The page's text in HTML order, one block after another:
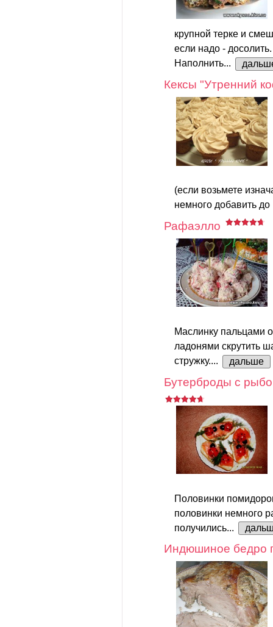
крупной терке и
если надо - досолить.
Наполнить...
Кексы "Утренний
(если возьмете
немного добавить
Рафаэлло
Маслинку пальцами
ладонями скрутить
стружку....
дальше
Бутерброды с
Половинки
половинки немного
получились...
Индюшиное бедро